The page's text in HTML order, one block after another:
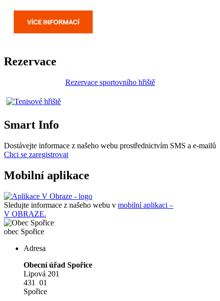
Rezervace
Rezervace sportovního hřiště
Smart Info
Dostávejte informace z našeho webu prostřednictvím SMS a e-mailů
Chci se zaregistrovat
Mobilní aplikace
Sledujte informace z našeho webu v mobilní aplikaci –
V OBRAZE.
obec Spořice
Adresa
Obecní úřad Spořice
Lipová 201
431 01
Spořice